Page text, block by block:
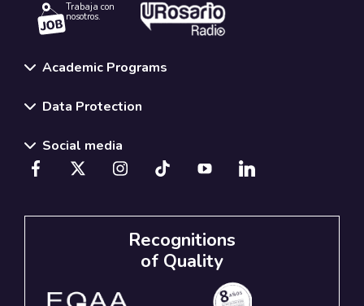
Trabaja con
nosotros.
Academic Programs
Data Protection
Social media
Recognitions
of Quality